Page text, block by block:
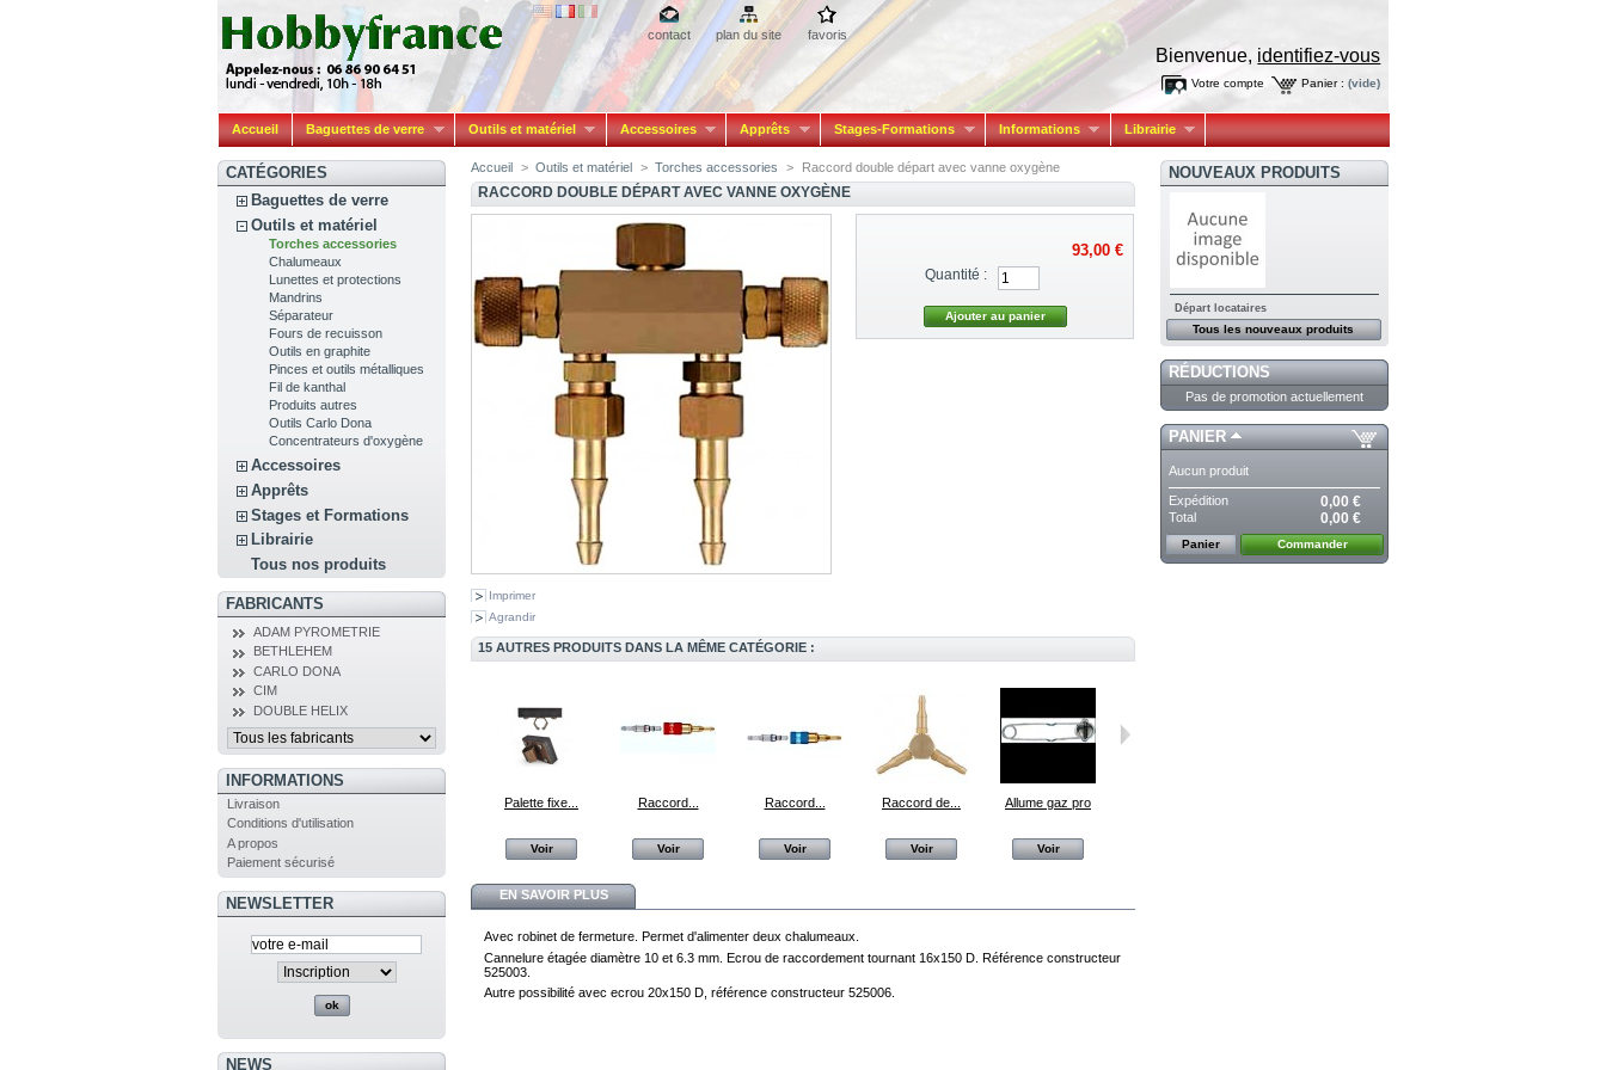
contact plan du site favoris
Bienvenue, identifiez-vous
Panier : (vide)
Votre compte
Accueil Baguettes de verre Outils et matériel Accessoires Apprêts Stages-Formations Informations Librairie
CATÉGORIES
Baguettes de verre
Outils et matériel
Torches accessories
Chalumeaux
Lunettes et protections
Mandrins
Séparateur
Fours de recuisson
Outils en graphite
Pinces et outils métalliques
Fil de kanthal
Produits autres
Outils Carlo Dona
Concentrateurs d'oxygène
Accessoires
Apprêts
Stages et Formations
Librairie
Tous nos produits
FABRICANTS
ADAM PYROMETRIE
BETHLEHEM
CARLO DONA
CIM
DOUBLE HELIX
INFORMATIONS
Livraison
Conditions d'utilisation
A propos
Paiement sécurisé
NEWSLETTER
NEWS
Accueil > Outils et matériel > Torches accessories > Raccord double départ avec vanne oxygène
RACCORD DOUBLE DÉPART AVEC VANNE OXYGÈNE
Imprimer
Agrandir
93,00 €
Quantité :
15 AUTRES PRODUITS DANS LA MÊME CATÉGORIE :
Palette fixe...
Voir
Raccord...
Voir
Raccord...
Voir
Raccord de...
Voir
Allume gaz pro
Voir
EN SAVOIR PLUS
Avec robinet de fermeture. Permet d'alimenter deux chalumeaux.
Cannelure étagée diamètre 10 et 6.3 mm. Ecrou de raccordement tournant 16x150 D. Référence constructeur
525003.
Autre possibilité avec ecrou 20x150 D, référence constructeur 525006.
NOUVEAUX PRODUITS
Départ locataires
Tous les nouveaux produits
RÉDUCTIONS
Pas de promotion actuellement
PANIER
Aucun produit
Expédition 0,00 €
Total 0,00 €
Panier Commander